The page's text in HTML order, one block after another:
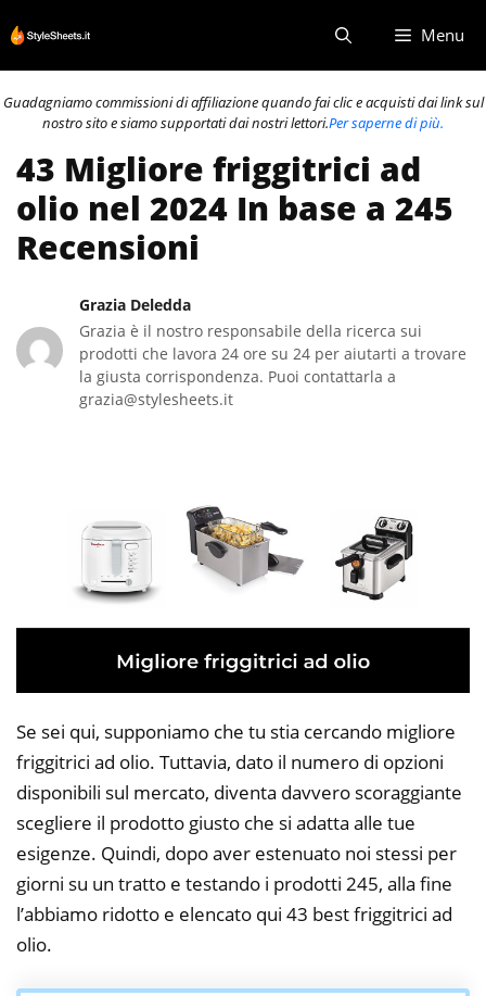
al
contenuto
Menu
Guadagniamo commissioni di affiliazione quando fai clic e acquisti dai link sul
nostro sito e siamo supportati dai nostri lettori.Per saperne di più.
43 Migliore friggitrici ad
olio nel 2024 In base a 245
Recensioni
Grazia Deledda
Grazia è il nostro responsabile della ricerca sui
prodotti che lavora 24 ore su 24 per aiutarti a trovare
la giusta corrispondenza. Puoi contattarla a
grazia@stylesheets.it
Se sei qui, supponiamo che tu stia cercando migliore
friggitrici ad olio. Tuttavia, dato il numero di opzioni
disponibili sul mercato, diventa davvero scoraggiante
scegliere il prodotto giusto che si adatta alle tue
esigenze. Quindi, dopo aver estenuato noi stessi per
giorni su un tratto e testando i prodotti 245, alla fine
l’abbiamo ridotto e elencato qui 43 best friggitrici ad
olio.